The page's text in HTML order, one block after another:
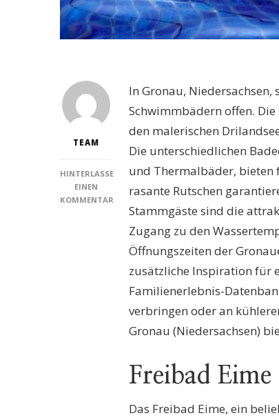
TEAM
HINTERLASSE
EINEN
KOMMENTAR
SCHWIMMBÄDER
(NIEDERSACHSEN):
FREIZEITMÖGLICHKEITEN
In Gronau,
Schwimmbädern offen.
den malerischen
Die unterschiedlichen
und Thermalbäder, bieten
rasante Rutschen
Stammgäste sind die
Zugang zu den
Öffnungszeiten der
zusätzliche Inspiration für
Familienerlebnis-
verbringen oder an
Gronau (Niedersachsen)
Freibad Eime
Das Freibad Eime, ein